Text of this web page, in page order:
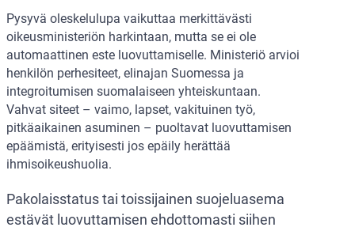
Pysyvä oleskelulupa vaikuttaa merkittävästi
oikeusministeriön harkintaan, mutta se ei ole
automaattinen este luovuttamiselle. Ministeriö arvioi
henkilön perhesiteet, elinajan Suomessa ja
integroitumisen suomalaiseen yhteiskuntaan.
Vahvat siteet – vaimo, lapset, vakituinen työ,
pitkäaikainen asuminen – puoltavat luovuttamisen
epäämistä, erityisesti jos epäily herättää
ihmisoikeushuolia.
Pakolaisstatus tai toissijainen suojeluasema
estävät luovuttamisen ehdottomasti siihen